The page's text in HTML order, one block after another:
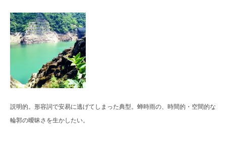
説明的。形容詞で安易に逃げてしまった典型。蝉時雨の、時間的・空間的な
輪郭の曖昧さを生かしたい。